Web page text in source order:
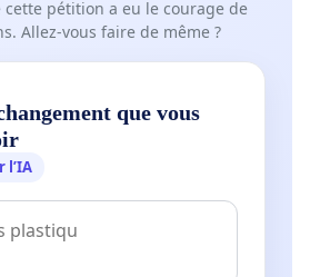
cette pétition a eu le courage de
Allez-vous faire de même ?
que vous
l’IA